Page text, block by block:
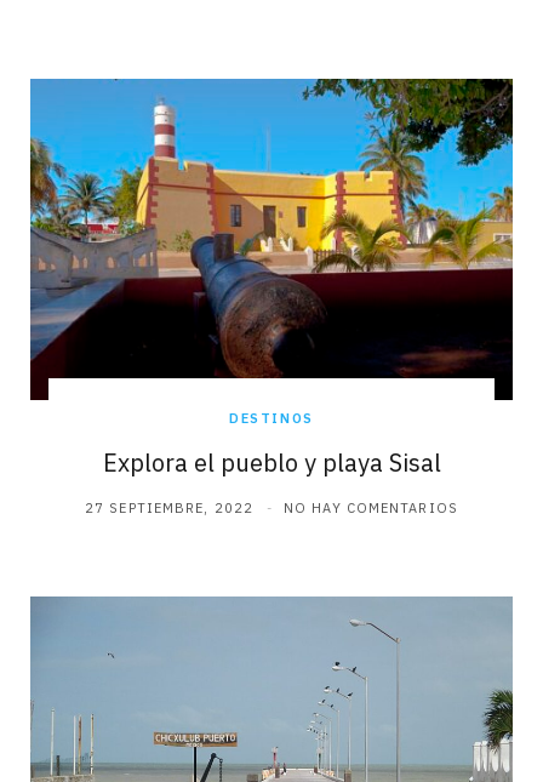
DESTINOS
Explora el pueblo y playa Sisal
27 SEPTIEMBRE, 2022 NO HAY COMENTARIOS